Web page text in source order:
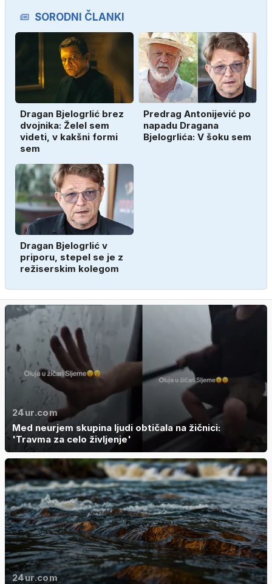
SORODNI ČLANKI
Dragan Bjelogrlić brez
dvojnika: Želel sem
videti, v kakšni formi
sem
Predrag Antonijević po
napadu Dragana
Bjelogrlića: V šoku sem
Dragan Bjelogrlić v
priporu, stepel se je z
režiserskim kolegom
24ur.com
Med neurjem skupina ljudi obtičala na žičnici:
'Travma za celo življenje'
24ur.com